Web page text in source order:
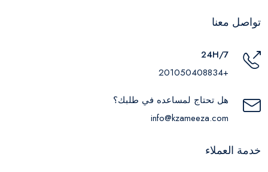
تواصل معنا
24H/7
+201050408834
هل تحتاج لمساعده في طلبك؟
info@kzameeza.com
خدمة العملاء